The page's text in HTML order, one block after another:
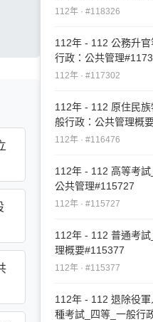
112年 · #118326
112年 - 112 公務升
行政：公共管理
112年 · #117302
112年 - 112 原住民
般行政：公共管理概
112年 · #116476
112年 - 112 高等考試
公共管理#115727
112年 · #115727
112年 - 112 普通考
理概要#115377
112年 · #115377
112年 - 112 退除役
種考試_四等_一般行